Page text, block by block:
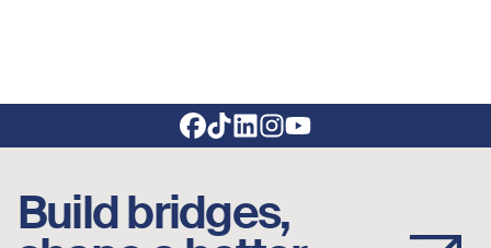
Footer social links
Build bridges,